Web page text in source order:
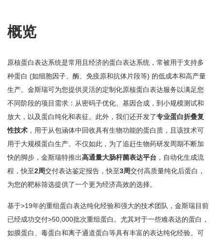
概览
原核蛋白表达系统是常用且经济的蛋白表达系统，常被用于支持多
种蛋白 (如细胞因子、酶、免疫原和抗体片段等) 的低成本和高产量
生产。金斯瑞可为您提供灵活的定制化原核蛋白表达服务以满足您
不同阶段的项目需求：从密码子优化、基因合成，到小规模测试和
放大，以及蛋白纯化和表征。此外，我们还开发了专业蛋白折叠复
性技术 ，用于从包涵体中回收具有生物功能的蛋白质，且该技术可
用于大规模蛋白生产。不仅如此，为了追赶生物药研发周期不断加
快的脚步，金斯瑞特推出高通量大肠杆菌表达平台 ，自动化生成流
程，快至2周交付表达鉴定报告，快至3周交付高质量纯化后蛋白，
为您的靶标筛选提供了一个更为经济高效的选择。
基于>19年的重组蛋白表达纯化经验和强大的技术团队，金斯瑞目前
已经成功交付>50,000批次重组蛋白。尤其对于一些难表达的蛋白，
如膜蛋白、毒蛋白和离子通道蛋白等具有丰富的表达纯化经验。可